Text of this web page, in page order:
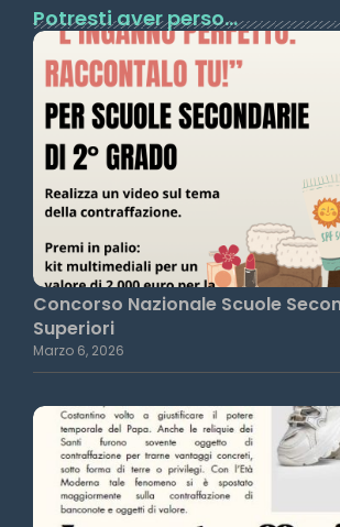
Potresti aver perso...
Concorso Nazionale Scuole
Superiori
Marzo 6, 2026